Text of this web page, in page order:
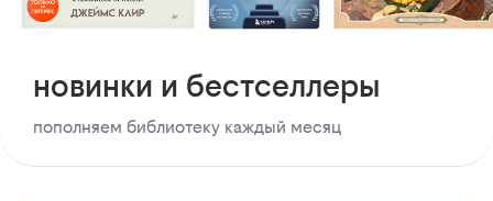
новинки и бестселлеры
пополняем библиотеку каждый месяц